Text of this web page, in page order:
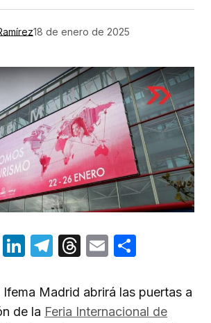
18 de enero de 2025
X LinkedIn
Telegram
Threads
Email
Ifema Madrid abrirá las puertas a
de la Feria Internacional de